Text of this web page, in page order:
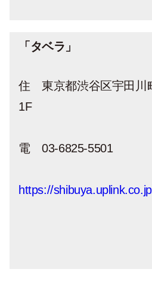
「タベラ」
住 東京都渋谷区宇田川
1F
電03-6825-5501
https://